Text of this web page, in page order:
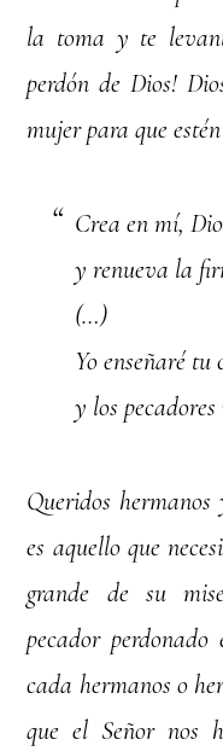
la toma y te
perdón de Dios!
mujer para que
Crea en mí,
y renueva la
(…)
Yo enseñaré
y los
Queridos
es aquello que
grande de su
pecador
cada hermanos o
que el Señor nos